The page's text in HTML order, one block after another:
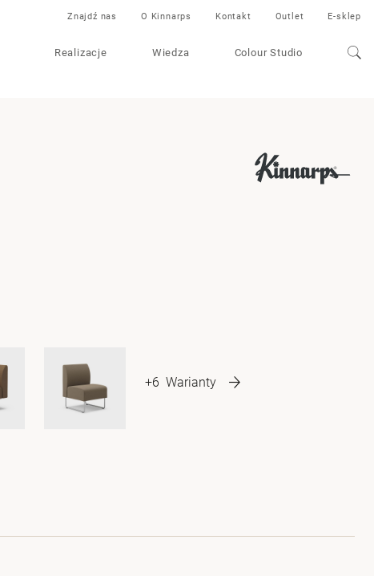
Realizacje Wiedza Colour Studio
Znajdź nas O Kinnarps Kontakt Outlet E-sklep
+6 Warianty